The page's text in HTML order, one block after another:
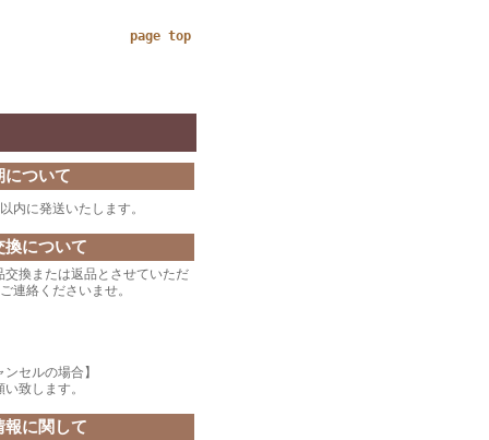
page top
について
内に発送いたします。
換について
換または返品とさせていただ
連絡くださいませ。
セルの場合】
致します。
報に関して